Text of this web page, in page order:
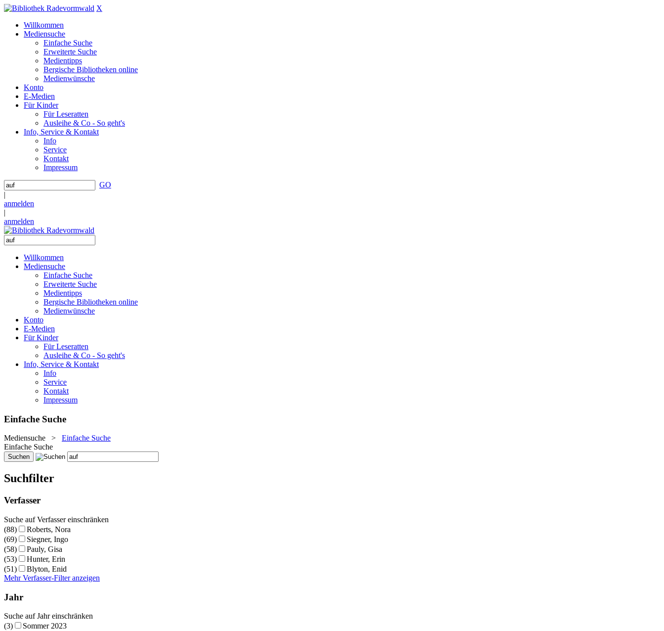
X
Willkommen
Mediensuche
Einfache Suche
Erweiterte Suche
Medientipps
Bergische Bibliotheken online
Medienwünsche
Konto
E-Medien
Für Kinder
Für Leseratten
Ausleihe & Co - So geht's
Info, Service & Kontakt
Info
Service
Kontakt
Impressum
GO
|
anmelden
|
anmelden
Willkommen
Mediensuche
Einfache Suche
Erweiterte Suche
Medientipps
Bergische Bibliotheken online
Medienwünsche
Konto
E-Medien
Für Kinder
Für Leseratten
Ausleihe & Co - So geht's
Info, Service & Kontakt
Info
Service
Kontakt
Impressum
Einfache Suche
Mediensuche > Einfache Suche
Einfache Suche
Suchfilter
Verfasser
Suche auf Verfasser einschränken
(88)
Roberts, Nora
(69)
Siegner, Ingo
(58)
Pauly, Gisa
(53)
Hunter, Erin
(51)
Blyton, Enid
Mehr Verfasser-Filter anzeigen
Jahr
Suche auf Jahr einschränken
(3)
Sommer 2023